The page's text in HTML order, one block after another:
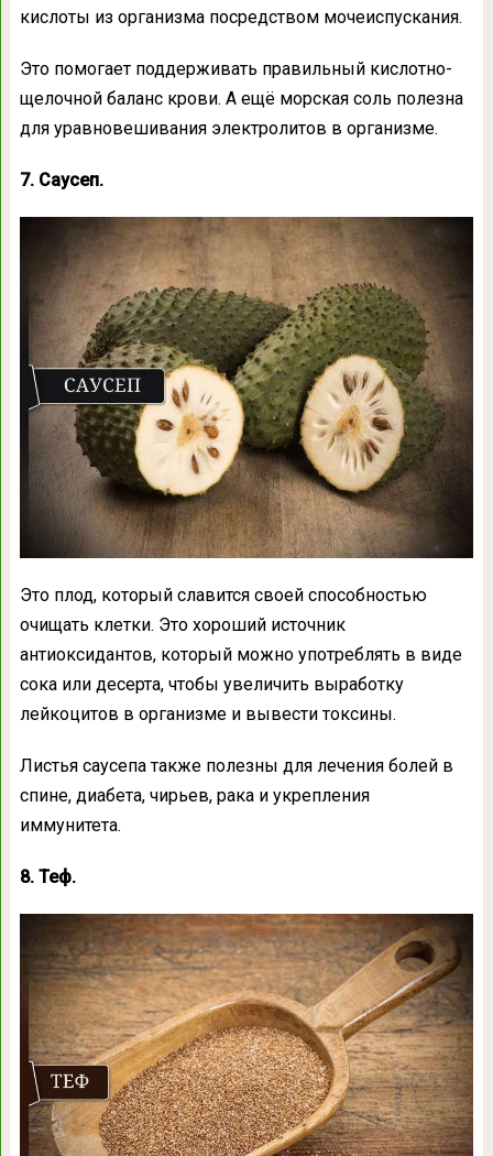
кислоты из организма посредством мочеиспускания.
Это помогает поддерживать правильный кислотно-
щелочной баланс крови. А ещё морская соль полезна
для уравновешивания электролитов в организме.
7. Саусеп.
Это плод, который славится своей способностью
очищать клетки. Это хороший источник
антиоксидантов, который можно употреблять в виде
сока или десерта, чтобы увеличить выработку
лейкоцитов в организме и вывести токсины.
Листья саусепа также полезны для лечения болей в
спине, диабета, чирьев, рака и укрепления
иммунитета.
8. Теф.